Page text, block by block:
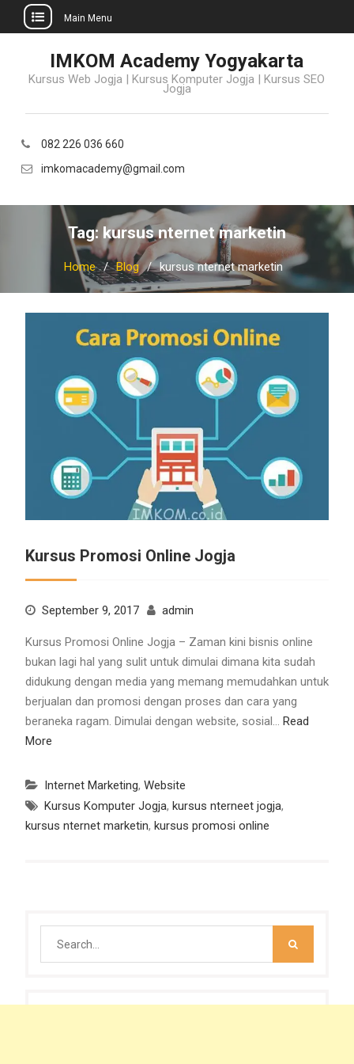
content
Main Menu
IMKOM Academy Yogyakarta
Kursus Web Jogja | Kursus Komputer Jogja | Kursus SEO
Jogja
082 226 036 660
imkomacademy@gmail.com
Tag: kursus nternet marketin
Home Blog kursus nternet marketin
Kursus Promosi Online Jogja
September 9, 2017 admin
Kursus Promosi Online Jogja – Zaman kini bisnis online
bukan lagi hal yang sulit untuk dimulai dimana kita sudah
didukung dengan media yang memang memudahkan untuk
berjualan dan promosi dengan proses dan cara yang
beraneka ragam. Dimulai dengan website, sosial… Read
More
Internet Marketing, Website
Kursus Komputer Jogja, kursus nterneet jogja,
kursus nternet marketin, kursus promosi online